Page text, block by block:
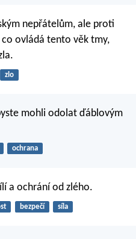
nepřátelům, ale proti
ovládá tento věk tmy,
zlo
mohli odolat ďáblovým
ochrana
a ochrání od zlého.
bezpečí síla